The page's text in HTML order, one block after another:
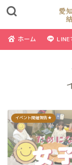
ホーム LINE
イベント開催報告★